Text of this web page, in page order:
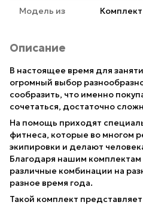
Модель из Комплект
Описание
В настоящее время для
огромный выбор
сообразить, что именно
сочетаться, достаточно
На помощь приходят
фитнеса, которые во многом
экипировки и делают
Благодаря нашим
различные комбинации на
разное время года.
Такой комплект